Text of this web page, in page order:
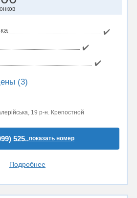
✔️
✔️
✔️
(3)
19 р-н. Крепостной
525..показать номер
Подробнее